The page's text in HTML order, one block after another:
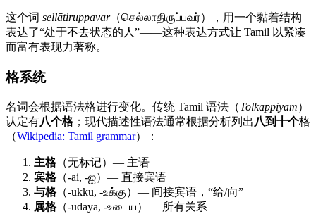
这个词 sellātiruppavar（செல்லாதிருப்பவர்），用一个黏着结构
表达了“处于不去状态的人”——这种表达方式让 Tamil 以紧凑
而富有表现力著称。
格系统
名词会根据语法格进行变化。传统 Tamil 语法（Tolkāppiyam）
认定有八个格；现代描述性语法通常根据分析列出 八到十个格
（Wikipedia: Tamil grammar）：
主格（无标记）— 主语
宾格（-ai, -ஐ）— 直接宾语
与格（-ukku, -உக்கு）— 间接宾语，“给/向”
属格（-udaya, -உடைய）— 所有关系